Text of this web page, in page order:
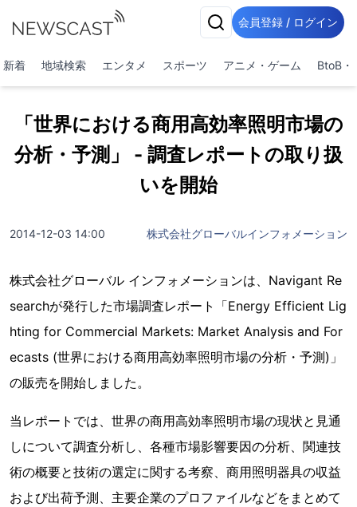
会員登録 / ログイン
新着 地域検索 エンタメ スポーツ アニメ・ゲーム BtoB・
「世界における商用高効率照明市場の
分析・予測」 - 調査レポートの取り扱
いを開始
2014-12-03 14:00 株式会社グローバルインフォメーション
株式会社グローバル インフォメーションは、Navigant Re
searchが発行した市場調査レポート「Energy Efficient Lig
hting for Commercial Markets: Market Analysis and For
ecasts (世界における商用高効率照明市場の分析・予測)」
の販売を開始しました。
当レポートでは、世界の商用高効率照明市場の現状と見通
しについて調査分析し、各種市場影響要因の分析、関連技
術の概要と技術の選定に関する考察、商用照明器具の収益
および出荷予測、主要企業のプロファイルなどをまとめて